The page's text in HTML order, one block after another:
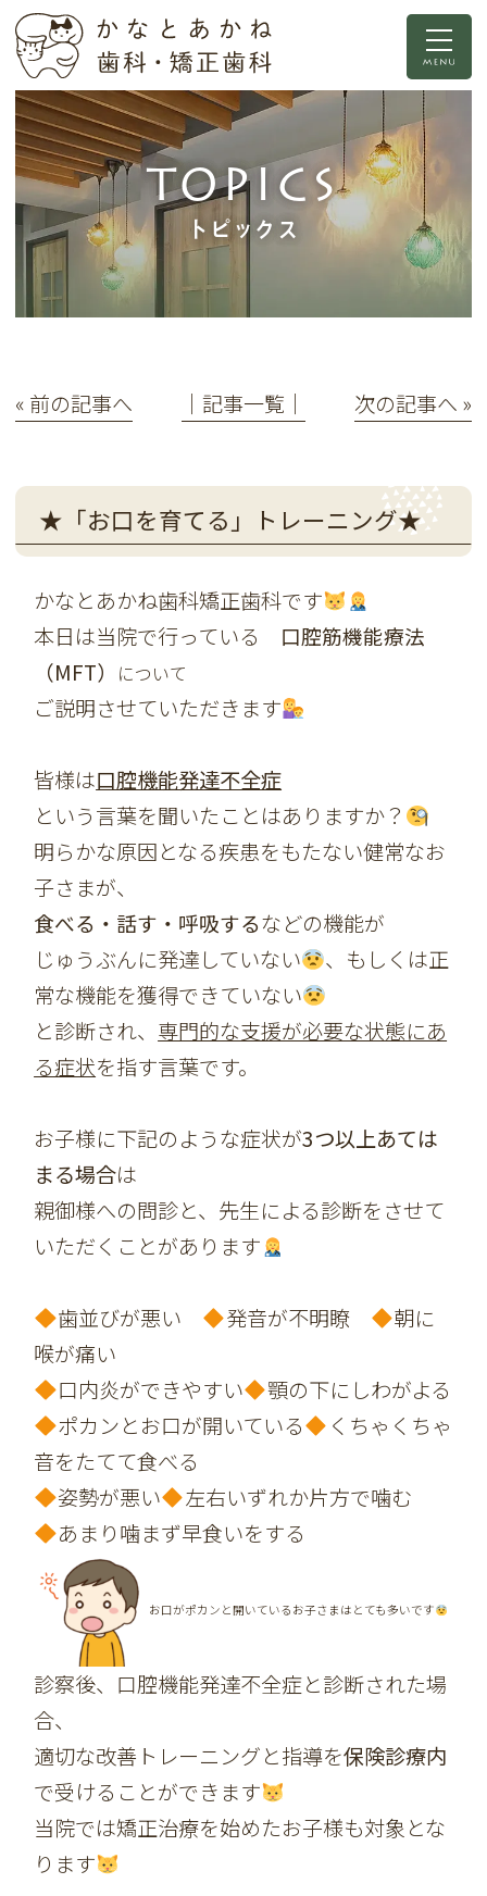
トピックス
TOPICS
« 前の記事へ │記事一覧│ 次の記事へ »
★「お口を育てる」トレーニング★
かなとあかね歯科矯正歯科です
本日は当院で行っている
口腔筋機能療法
（MFT）
について
ご説明させていただきます
皆様は口腔機能発達不全症
という言葉を聞いたことはありますか？
明らかな原因となる疾患をもたない健常なお
子さまが、
食べる・話す・呼吸するなどの機能が
じゅうぶんに発達していない
、もしくは正
常な機能を獲得できていない
と診断され、 専門的な支援が必要な状態にあ
る症状を指す言葉です。
お子様に下記のような症状が3つ以上あては
まる場合は
親御様への問診と、先生による診断をさせて
いただくことがあります
歯並びが悪い 発音が不明瞭
朝に
喉が痛い
口内炎ができやすい
顎の下にしわがよる
ポカンとお口が開いている
くちゃくちゃ
音をたてて食べる
姿勢が悪い
左右いずれか片方で噛む
あまり噛まず早食いをする
お口がポカンと開いているお子さまはとても多いです
診察後、口腔機能発達不全症と診断された場
合、
適切な改善トレーニングと指導を保険診療内
で受けることができます
当院では矯正治療を始めたお子様も対象とな
ります